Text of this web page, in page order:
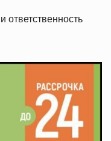
ответственность